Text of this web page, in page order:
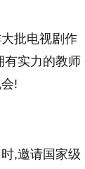
批电视剧作
有实力的教师
!
,邀请国家级